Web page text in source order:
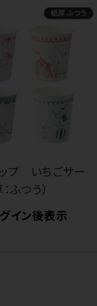
プ いちごサー
ふつう）
イン後表示